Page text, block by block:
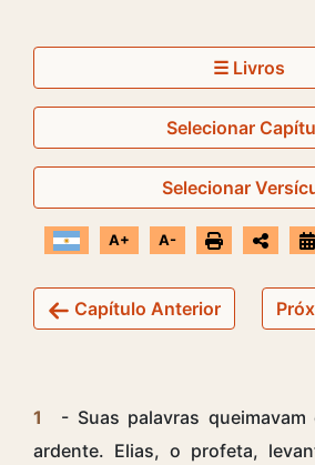
☰ Livros
Selecionar
Selecionar
A+ A-
Capítulo Anterior
1
- Suas palavras
ardente. Elias, o profeta,